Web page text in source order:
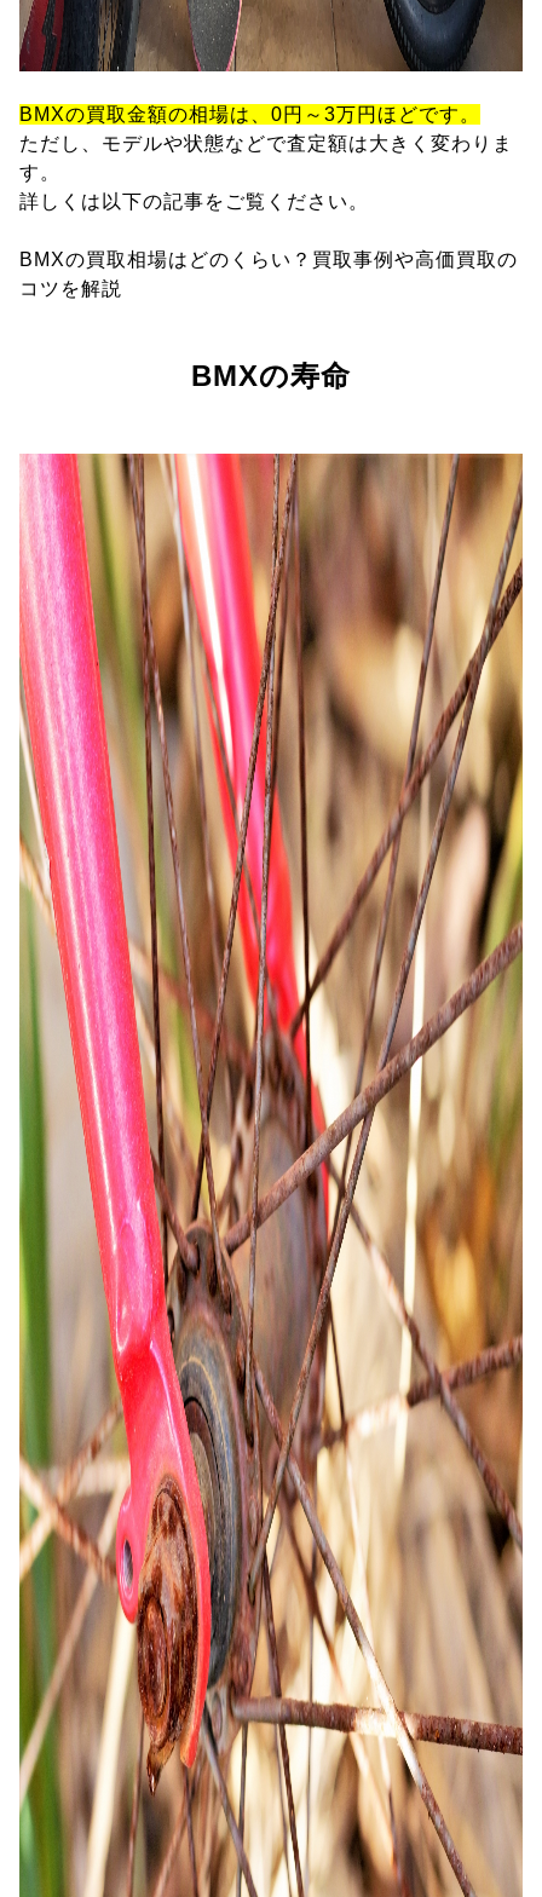
BMXの買取金額の相場は、0円～3万円ほどです。
ただし、モデルや状態などで査定額は大きく変わりま
す。
詳しくは以下の記事をご覧ください。
BMXの買取相場はどのくらい？買取事例や高価買取の
コツを解説
BMXの寿命